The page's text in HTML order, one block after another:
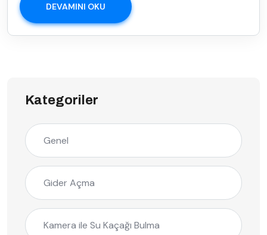
DEVAMINI OKU
Kategoriler
Genel
Gider Açma
Kamera ile Su Kaçağı Bulma